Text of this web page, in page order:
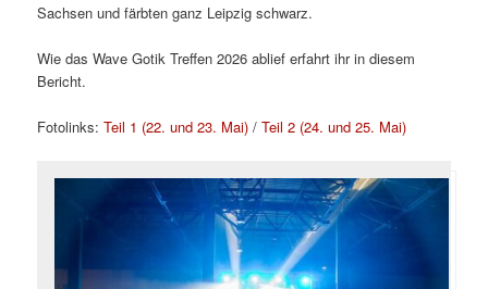
Sachsen und färbten ganz Leipzig schwarz.
Wie das Wave Gotik Treffen 2026 ablief erfahrt ihr in diesem
Bericht.
Fotolinks:Teil 1 (22. und 23. Mai) /Teil 2 (24. und 25. Mai)